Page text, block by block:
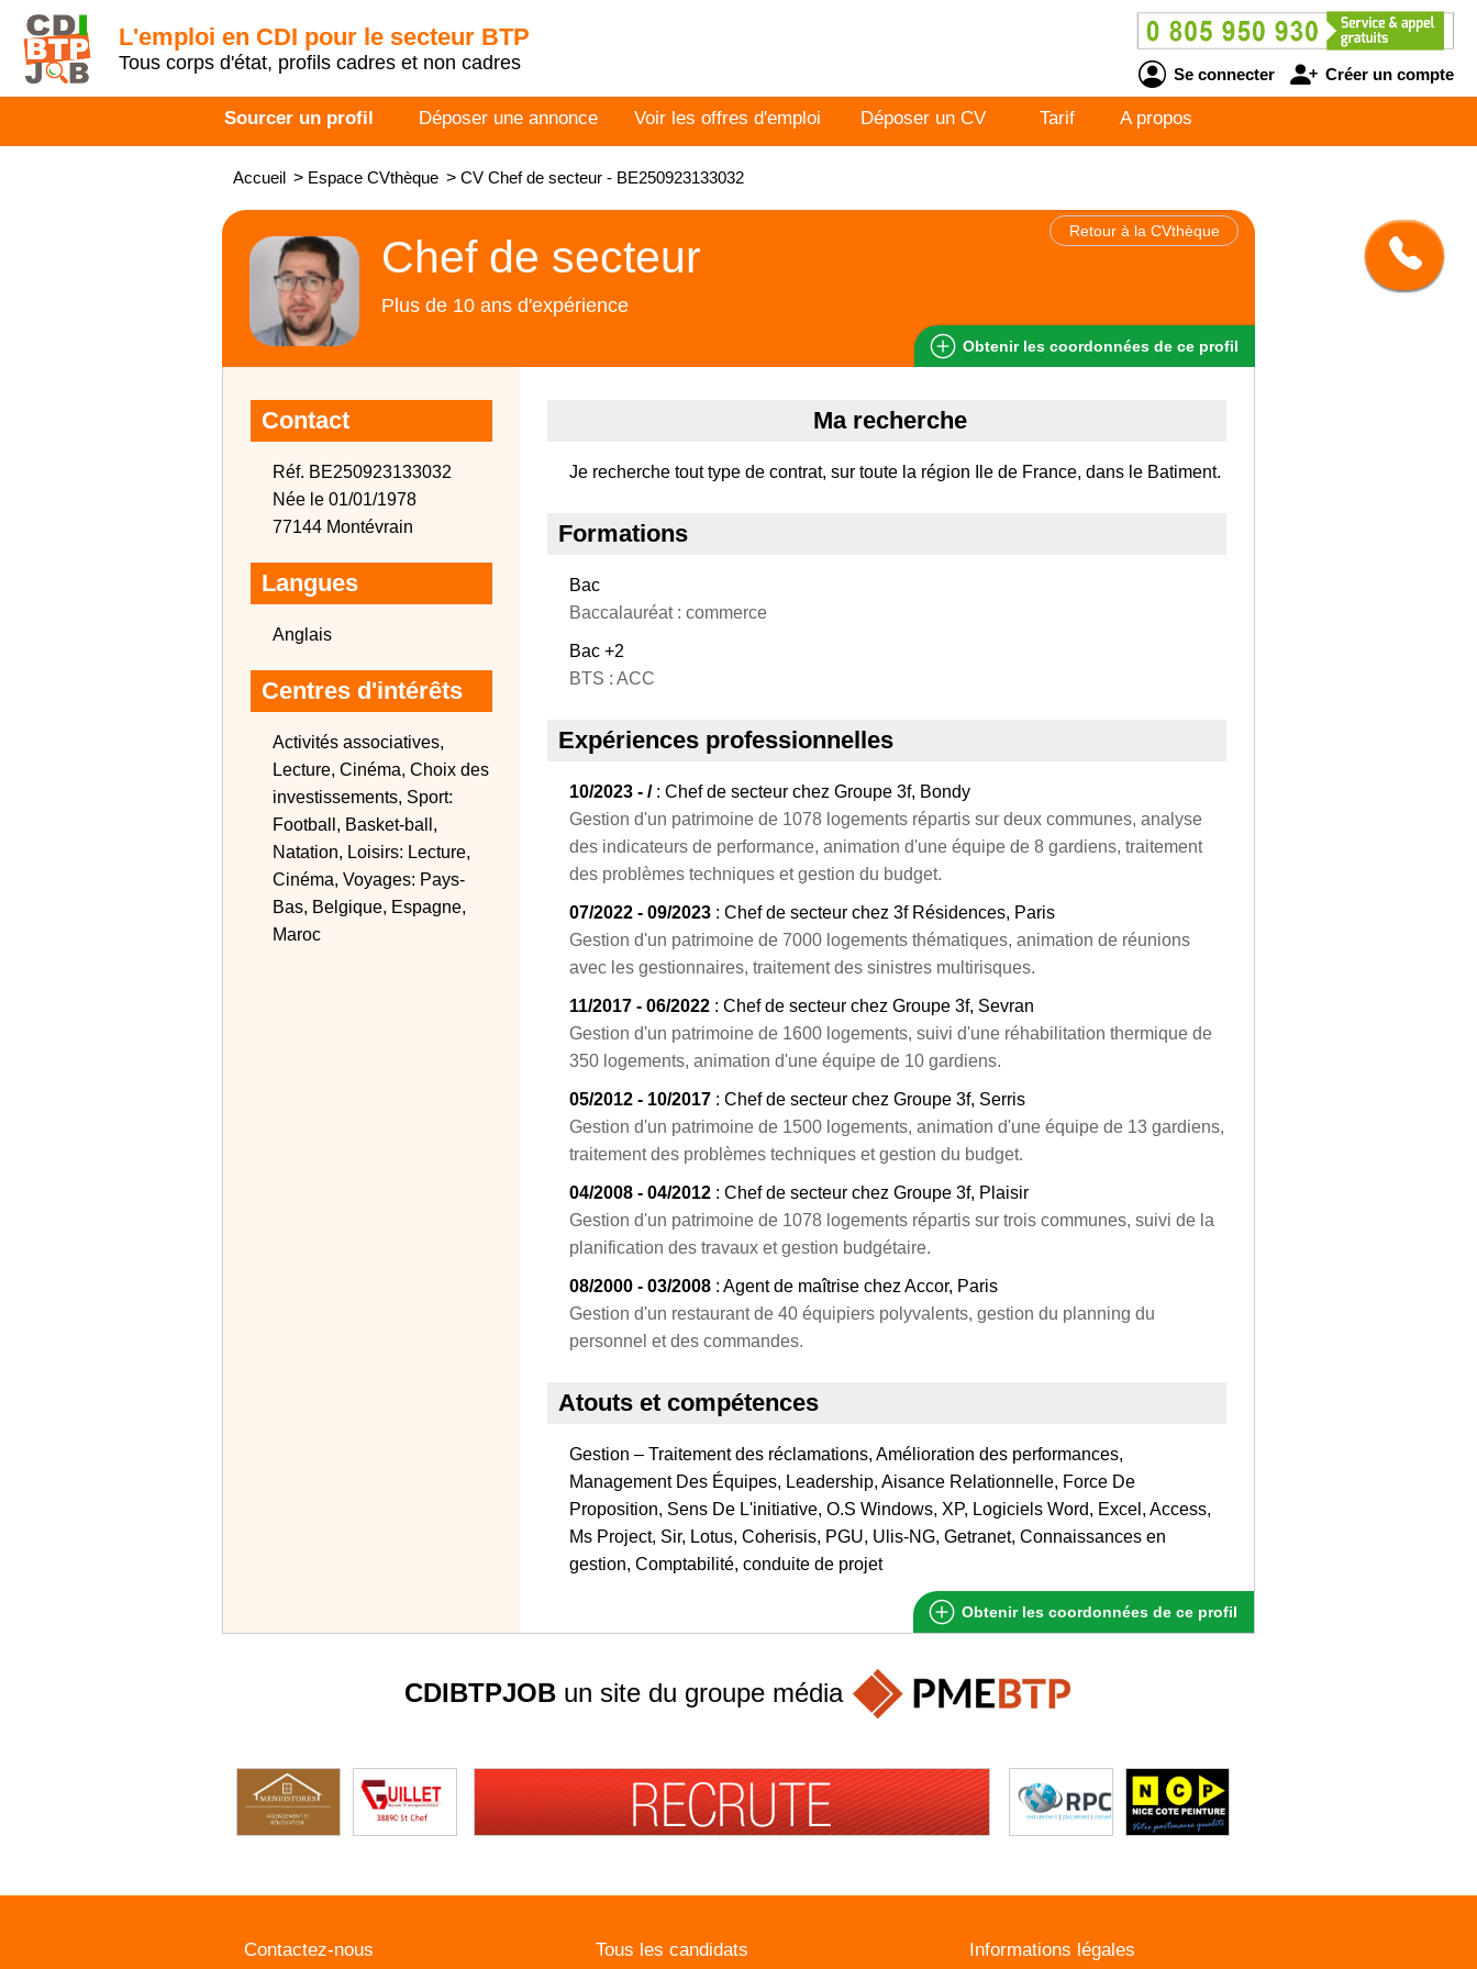
L'emploi en CDI pour le secteur BTP
Tous corps d'état, profils cadres et non cadres
Se connecter Créer un compte
Sourcer un profil Déposer une annonce Voir les offres d'emploi Déposer un CV Tarif A propos
Accueil > Espace CVthèque > CV Chef de secteur - BE250923133032
Retour à la CVthèque
Chef de secteur
Plus de 10 ans d'expérience
Obtenir les coordonnées de ce profil
Contact
Réf. BE250923133032
Née le 01/01/1978
77144 Montévrain
Langues
Anglais
Centres d'intérêts
Activités associatives,
Lecture, Cinéma, Choix des
investissements, Sport:
Football, Basket-ball,
Natation, Loisirs: Lecture,
Cinéma, Voyages: Pays-
Bas, Belgique, Espagne,
Maroc
Ma recherche
Je recherche tout type de contrat, sur toute la région Ile de France, dans le Batiment.
Formations
Bac
Baccalauréat : commerce
Bac +2
BTS : ACC
Expériences professionnelles
10/2023 - /: Chef de secteur chez Groupe 3f, Bondy
Gestion d'un patrimoine de 1078 logements répartis sur deux communes, analyse
des indicateurs de performance, animation d'une équipe de 8 gardiens, traitement
des problèmes techniques et gestion du budget.
07/2022 - 09/2023 : Chef de secteur chez 3f Résidences, Paris
Gestion d'un patrimoine de 7000 logements thématiques, animation de réunions
avec les gestionnaires, traitement des sinistres multirisques.
11/2017 - 06/2022 : Chef de secteur chez Groupe 3f, Sevran
Gestion d'un patrimoine de 1600 logements, suivi d'une réhabilitation thermique de
350 logements, animation d'une équipe de 10 gardiens.
05/2012 - 10/2017 : Chef de secteur chez Groupe 3f, Serris
Gestion d'un patrimoine de 1500 logements, animation d'une équipe de 13 gardiens,
traitement des problèmes techniques et gestion du budget.
04/2008 - 04/2012 : Chef de secteur chez Groupe 3f, Plaisir
Gestion d'un patrimoine de 1078 logements répartis sur trois communes, suivi de la
planification des travaux et gestion budgétaire.
08/2000 - 03/2008 : Agent de maîtrise chez Accor, Paris
Gestion d'un restaurant de 40 équipiers polyvalents, gestion du planning du
personnel et des commandes.
Atouts et compétences
Gestion – Traitement des réclamations, Amélioration des performances,
Management Des Équipes, Leadership, Aisance Relationnelle, Force De
Proposition, Sens De L'initiative, O.S Windows, XP, Logiciels Word, Excel, Access,
Ms Project, Sir, Lotus, Coherisis, PGU, Ulis-NG, Getranet, Connaissances en
gestion, Comptabilité, conduite de projet
Obtenir les coordonnées de ce profil
CDIBTPJOBun site du groupe média
Contactez-nous
Tous les candidats
Informations légales